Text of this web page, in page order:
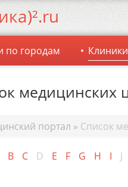
медицинских
портал » Список
B C D E F G H I J
по городам